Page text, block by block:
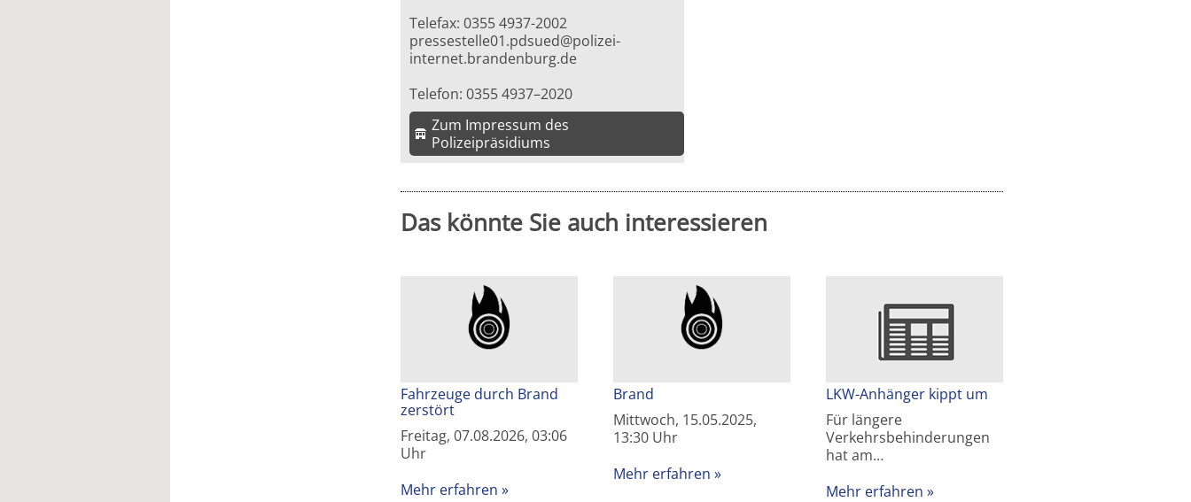
Telefax: 0355 4937-2002
pressestelle01.pdsued@polizei-
internet.brandenburg.de
Telefon: 0355 4937–2020
Zum Impressum des
Polizeipräsidiums
Das könnte Sie auch interessieren
Fahrzeuge durch Brand
zerstört
Freitag, 07.08.2026, 03:06
Uhr
Mehr erfahren
Brand
Mittwoch, 15.05.2025,
13:30 Uhr
Mehr erfahren
LKW-Anhänger kippt um
Für längere
Verkehrsbehinderungen
hat am…
Mehr erfahren